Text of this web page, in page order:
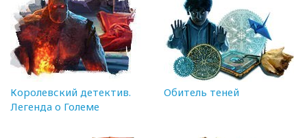
Королевский детектив.
Легенда о Големе
Обитель теней